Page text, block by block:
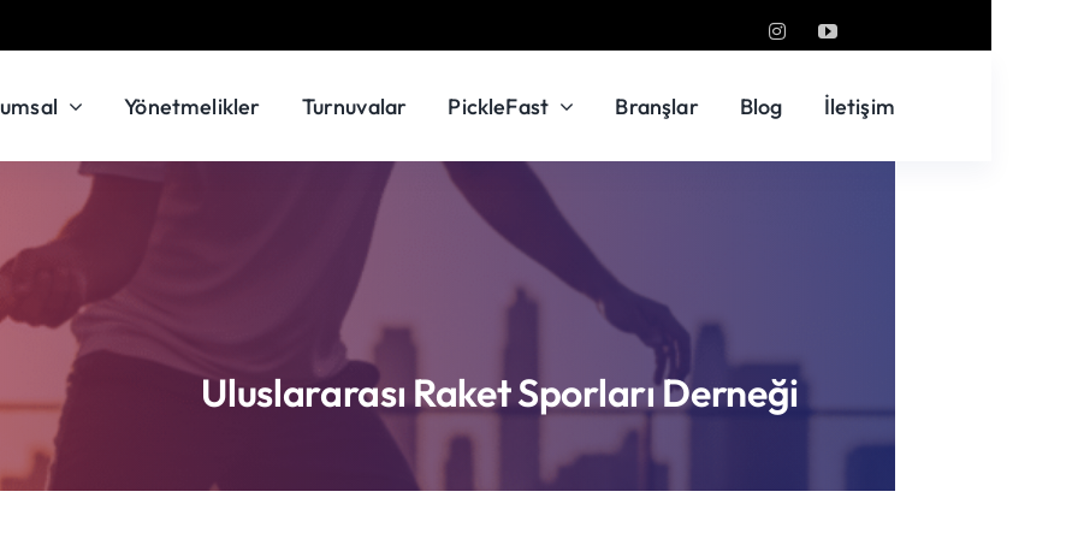
Yönetmelikler Turnuvalar PickleFast Branşlar Blog İletişim
Uluslararası Raket Sporları Derneği